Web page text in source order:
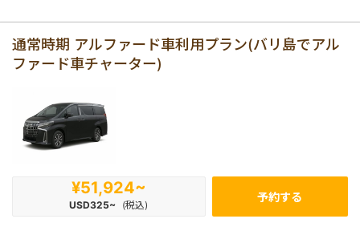
通常時期 アルファード車利用プラン(バリ島でアル
ファード車チャーター)
¥51,924~
USD325~ (税込)
予約する